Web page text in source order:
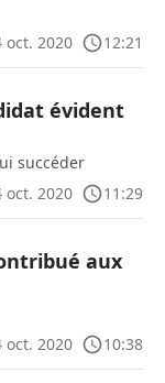
oct. 2020
12:21
évident
succéder
oct. 2020
11:29
aux
oct. 2020
10:38